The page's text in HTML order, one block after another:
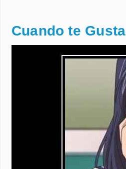
Cuando te Gusta